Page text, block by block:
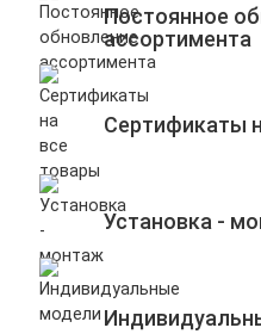
Постоянное
ассортимента
Сертификаты
Установка -